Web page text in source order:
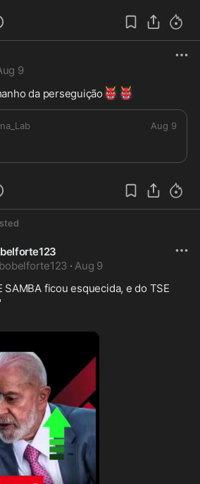
mundial. De...
9
da perseguição 👹 👹
Aug 9
· Aug 9
SAMBA ficou esquecida, e do TSE